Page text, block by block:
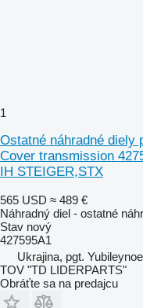
1
Ostatné náhradné
Cover transmission
IH STEIGER,STX
565 USD ≈ 489 €
Náhradný diel - ostatné
Stav nový
427595A1
Ukrajina, pgt. Yubileynoe
TOV "TD LIDERPARTS"
Obráťte sa na predajcu